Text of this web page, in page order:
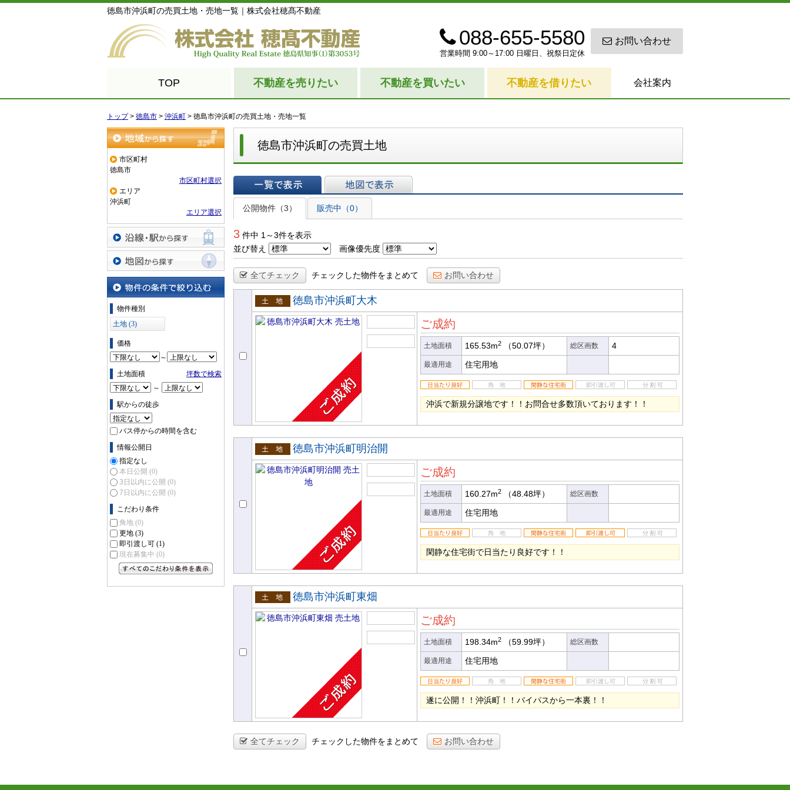
徳島市沖浜町の売買土地・売地一覧｜株式会社穂髙不動産
お問い合わせ
088-655-5580
営業時間 9:00～17:00 日曜日、祝祭日定休
TOP 不動産を売りたい 不動産を買いたい 不動産を借りたい 会社案内
トップ> 徳島市 > 沖浜町 > 徳島市沖浜町の売買土地・売地一覧
地域から探す
市区町村
徳島市
市区町村選択
エリア
沖浜町
エリア選択
沿線・駅から探す
地図から探す
物件の条件で絞り込む
物件種別
土地 (3)
価格
～
土地面積
坪数で検索
～
駅からの徒歩
バス停からの時間を含む
情報公開日
指定なし
本日公開 (0)
3日以内に公開 (0)
7日以内に公開 (0)
こだわり条件
角地 (0)
更地 (3)
即引渡し可 (1)
現在募集中 (0)
徳島市沖浜町の売買土地
一覧で表示
地図で表示
公開物件（3）
販売中（0）
3 件中 1～3件を表示
並び替え
画像優先度
全てチェック チェックした物件をまとめて お問い合わせ
売土地
徳島市沖浜町大木
ご成約
土地面積 165.53m2 （50.07坪） 総区画数 4
最適用途 住宅用地
沖浜で新規分譲地です！！お問合せ多数頂いております！！
売土地
徳島市沖浜町明治開
ご成約
土地面積 160.27m2 （48.48坪） 総区画数
最適用途 住宅用地
閑静な住宅街で日当たり良好です！！
売土地
徳島市沖浜町東畑
ご成約
土地面積 198.34m2 （59.99坪） 総区画数
最適用途 住宅用地
遂に公開！！沖浜町！！バイパスから一本裏！！
全てチェック チェックした物件をまとめて お問い合わせ